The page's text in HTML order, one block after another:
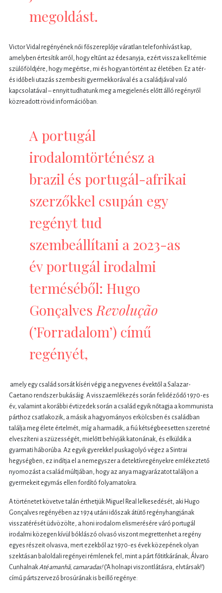
megoldást.
Victor Vidal regényének női főszereplője váratlan telefonhívást kap,
amelyben értesítik arról, hogy eltűnt az édesanyja, ezért vissza kell térnie
szülőföldjére, hogy megértse, mi és hogyan történt az életében. Ez a tér-
és időbeli utazás szembesíti gyermekkorával és a családjával való
kapcsolatával – ennyit tudhatunk meg a megjelenés előtt álló regényről
közreadott rövid információban.
A portugál
irodalomtörténész a
brazil és portugál-afrikai
szerzőkkel csupán egy
regényt tud
szembeállítani a 2023-as
év portugál irodalmi
terméséből: Hugo
Gonçalves Revolução
(’Forradalom’) című
regényét,
amely egy család sorsát kíséri végig a negyvenes évektől a Salazar-
Caetano rendszer bukásáig. A visszaemlékezés során felidéződő 1970-es
év, valamint a korábbi évtizedek során a család egyik nőtagja a kommunista
párthoz csatlakozik, a másik a hagyományos erkölcsben és családban
találja meg élete értelmét, míg a harmadik, a fiú kétségbeesetten szeretné
elveszíteni a szüzességét, mielőtt behívják katonának, és elküldik a
gyarmati háborúba. Az egyik gyerekkel puskagolyó végez a Sintrai
hegységben, ez indítja el a nemegyszer a detektívregényekre emlékeztető
nyomozást a család múltjában, hogy az anya magyarázatot találjon a
gyermekeit egymás ellen fordító folyamatokra.
A történetet követve talán érthetjük Miguel Real lelkesedését, aki Hugo
Gonçalves regényében az 1974 utáni időszak átütő regényhangjának
visszatérését üdvözölte, a honi irodalom elismerésére váró portugál
irodalmi közegen kívül bóklászó olvasó viszont megrettenhet a regény
egyes részeit olvasva, mert ezekből az 1970-es évek közepének olyan
szektásan baloldali regényei rémlenek fel, mint a párt főtitkárának, Álvaro
CunhalnakAté amanhã, camaradas!(’A holnapi viszontlátásra, elvtársak!’)
című pártszervező brosúrának is beillő regénye: